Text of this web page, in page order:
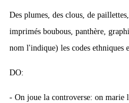
Des plumes, des clous, de
imprimés boubous, panthère,
nom l'indique) les codes ethniques
DO:
- On joue la controverse: on marie